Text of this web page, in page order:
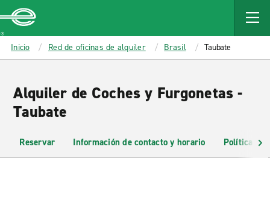
MAIN
CONTENT
Enterprise
Inicio Red de oficinas de alquiler Brasil Taubate
Alquiler de Coches y Furgonetas -
Taubate
Reservar Información de contacto y horario Políticas